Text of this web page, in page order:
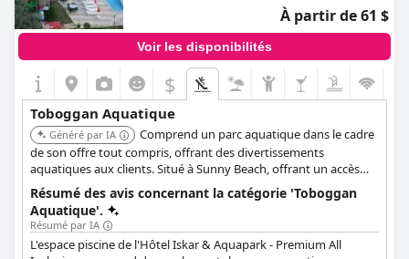
À partir de 61 $
Voir les disponibilités
$
Toboggan Aquatique
Généré par IA
Comprend un parc aquatique dans le cadre
de son offre tout compris, offrant des divertissements
aquatiques aux clients. Situé à Sunny Beach, offrant un accès
facile à la plage et à d'autres attractions. Conçu pour offrir une
expérience de vacances pratique et agréable.
Résumé des avis concernant la catégorie 'Toboggan
Aquatique'.
Résumé par IA
L'espace piscine de l'Hôtel Iskar & Aquapark - Premium All